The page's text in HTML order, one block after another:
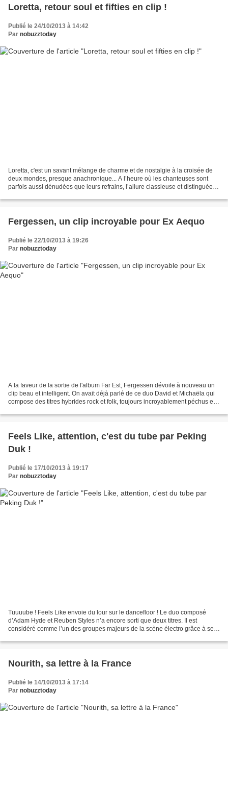
Loretta, retour soul et fifties en clip !
Publié le 24/10/2013 à 14:42
Par nobuzztoday
Loretta, c'est un savant mélange de charme et de nostalgie à la croisée de
deux mondes, presque anachronique... A l’heure où les chanteuses sont
parfois aussi dénudées que leurs refrains, l’allure classieuse et distinguée
Fergessen, un clip incroyable pour Ex Aequo
Publié le 22/10/2013 à 19:26
Par nobuzztoday
A la faveur de la sortie de l'album Far Est, Fergessen dévoile à nouveau un
clip beau et intelligent. On avait déjà parlé de ce duo David et Michaëla qui
compose des titres hybrides rock et folk, toujours incroyablement péchus et
Feels Like, attention, c'est du tube par Peking
Duk !
Publié le 17/10/2013 à 19:17
Par nobuzztoday
Tuuuube ! Feels Like envoie du lour sur le dancefloor ! Le duo composé
d’Adam Hyde et Reuben Styles n’a encore sorti que deux titres. Il est
considéré comme l’un des groupes majeurs de la scène électro grâce à ses
Nourith, sa lettre à la France
Publié le 14/10/2013 à 17:14
Par nobuzztoday